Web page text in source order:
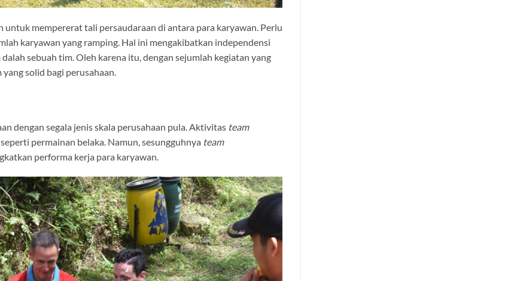
mempererat tali persaudaraan di antara para karyawan. Perlu
karyawan yang ramping. Hal ini mengakibatkan independensi
sebuah tim. Oleh karena itu, dengan sejumlah kegiatan yang
solid bagi perusahaan.
dengan segala jenis skala perusahaan pula. Aktivitas team
permainan belaka. Namun, sesungguhnya team
performa kerja para karyawan.